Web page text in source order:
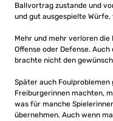
Ballvortrag zustande und
und gut ausgespielte
Mehr und mehr verloren die
Offense oder Defense.
brachte nicht den
Später auch Foulproblemen
Freiburgerinnen machten,
was für manche
übernehmen. Auch wenn